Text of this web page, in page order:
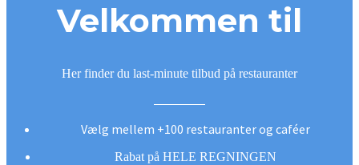
Velkommen til
Her finder du last-minute tilbud på restauranter
Vælg mellem +100 restauranter og caféer
Rabat på HELE REGNINGEN